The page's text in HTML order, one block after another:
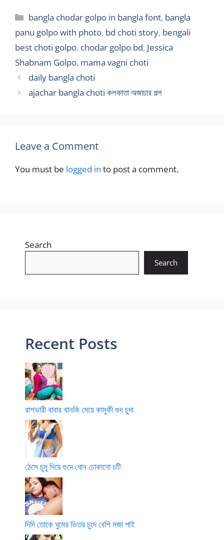
Categories
bangla chodar golpo in bangla font, bangla
panu golpo with photo, bd choti story, bengali
best choti golpo, chodar golpo bd, Jessica
Shabnam Golpo, mama vagni choti
daily bangla choti
ajachar bangla choti কলকাতা অজাচার গল্প
Leave a Comment
You must be logged in to post a comment.
Search
Search
Recent Posts
রাশভারী বাবার খানকি মেয়ে কামুকী গুদ চুদা
ঠেসে চুমু দিয়ে গুদে ধোন ঢোকানো চটি
দিদি তোকে ঘুমের ভিতর চুদে বেশি মজা পাই